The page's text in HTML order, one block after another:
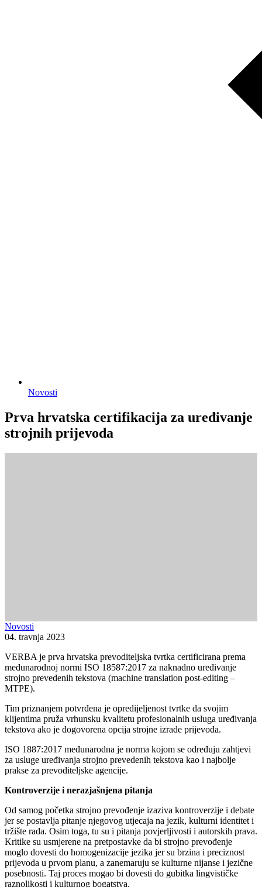
Novosti
Prva hrvatska certifikacija za uređivanje
strojnih prijevoda
Novosti
04. travnja 2023
VERBA je prva hrvatska prevoditeljska tvrtka certificirana prema
međunarodnoj normi ISO 18587:2017 za naknadno uređivanje
strojno prevedenih tekstova (machine translation post-editing –
MTPE).
Tim priznanjem potvrđena je opredijeljenost tvrtke da svojim
klijentima pruža vrhunsku kvalitetu profesionalnih usluga uređivanja
tekstova ako je dogovorena opcija strojne izrade prijevoda.
ISO 1887:2017 međunarodna je norma kojom se određuju zahtjevi
za usluge uređivanja strojno prevedenih tekstova kao i najbolje
prakse za prevoditeljske agencije.
Kontroverzije i nerazjašnjena pitanja
Od samog početka strojno prevođenje izaziva kontroverzije i debate
jer se postavlja pitanje njegovog utjecaja na jezik, kulturni identitet i
tržište rada. Osim toga, tu su i pitanja povjerljivosti i autorskih prava.
Kritike su usmjerene na pretpostavke da bi strojno prevođenje
moglo dovesti do homogenizacije jezika jer su brzina i preciznost
prijevoda u prvom planu, a zanemaruju se kulturne nijanse i jezične
posebnosti. Taj proces mogao bi dovesti do gubitka lingvističke
raznolikosti i kulturnog bogatstva.